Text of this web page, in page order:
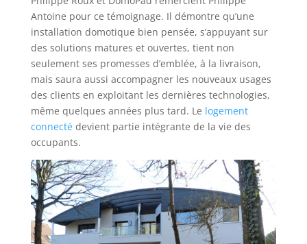
Antoine pour ce témoignage. Il démontre qu’une
installation domotique bien pensée, s’appuyant sur
des solutions matures et ouvertes, tient non
seulement ses promesses d’emblée, à la livraison,
mais saura aussi accompagner les nouveaux usages
des clients en exploitant les dernières technologies,
même quelques années plus tard. Le logement
connectédevient partie intégrante de la vie des
occupants.